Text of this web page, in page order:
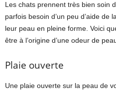
Les chats prennent très bien soin
parfois besoin d’un peu d’aide
leur peau en pleine forme. Voici
être à l’origine d’une odeur de
Plaie ouverte
Une plaie ouverte sur la peau de